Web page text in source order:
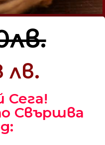
лв.
Сега!
Свършва